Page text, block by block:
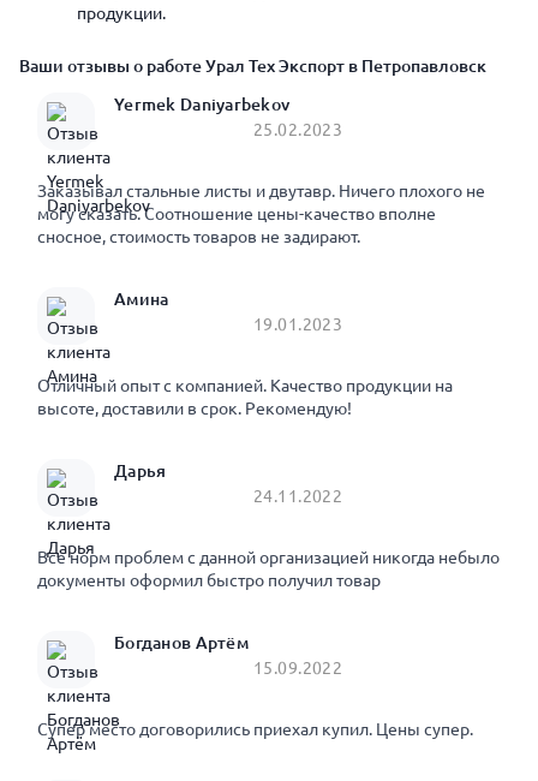
продукции.
Ваши отзывы о работе Урал Тех Экспорт в Петропавловск
Yermek Daniyarbekov
25.02.2023
Заказывал стальные листы и двутавр. Ничего плохого не
могу сказать. Соотношение цены-качество вполне
сносное, стоимость товаров не задирают.
Амина
19.01.2023
Отличный опыт с компанией. Качество продукции на
высоте, доставили в срок. Рекомендую!
Дарья
24.11.2022
Все норм проблем с данной организацией никогда небыло
документы оформил быстро получил товар
Богданов Артём
15.09.2022
Супер место договорились приехал купил. Цены супер.